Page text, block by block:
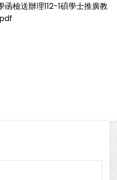
檢送辦理112-1碩學士推廣教